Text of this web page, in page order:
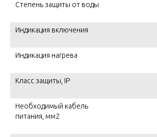
Степень защиты от воды
Индикация включения
Индикация нагрева
Класс защиты, IP
Необходимый кабель
питания, мм2